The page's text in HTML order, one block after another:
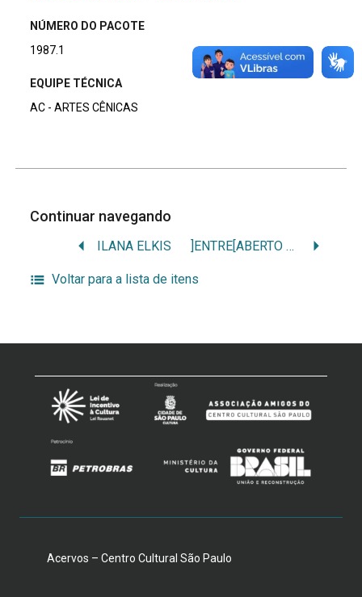
NÚMERO DO PACOTE
1987.1
EQUIPE TÉCNICA
AC - ARTES CÊNICAS
Continuar navegando
ILANA ELKIS ]ENTRE[ABERTO – NÚCLEO AQUI MESMO
Voltar para a lista de itens
Acervos – Centro Cultural São Paulo